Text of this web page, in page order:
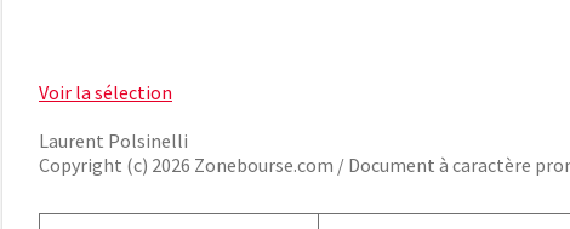
Voir la sélection
Laurent Polsinelli
Copyright (c) 2026 Zonebourse.com / Document à caractère